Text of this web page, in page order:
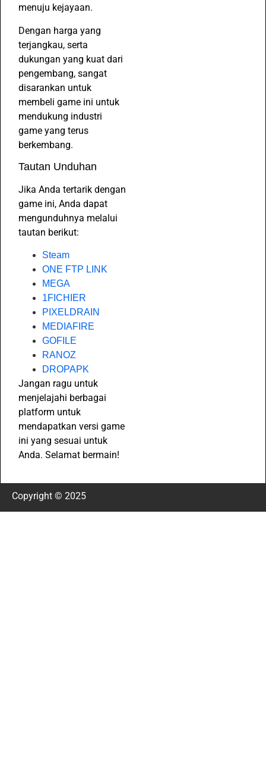
menuju kejayaan.
Dengan harga yang
terjangkau, serta
dukungan yang kuat dari
pengembang, sangat
disarankan untuk
membeli game ini untuk
mendukung industri
game yang terus
berkembang.
Tautan Unduhan
Jika Anda tertarik dengan
game ini, Anda dapat
mengunduhnya melalui
tautan berikut:
Steam
ONE FTP LINK
MEGA
1FICHIER
PIXELDRAIN
MEDIAFIRE
GOFILE
RANOZ
DROPAPK
Jangan ragu untuk
menjelajahi berbagai
platform untuk
mendapatkan versi game
ini yang sesuai untuk
Anda. Selamat bermain!
Copyright © 2025